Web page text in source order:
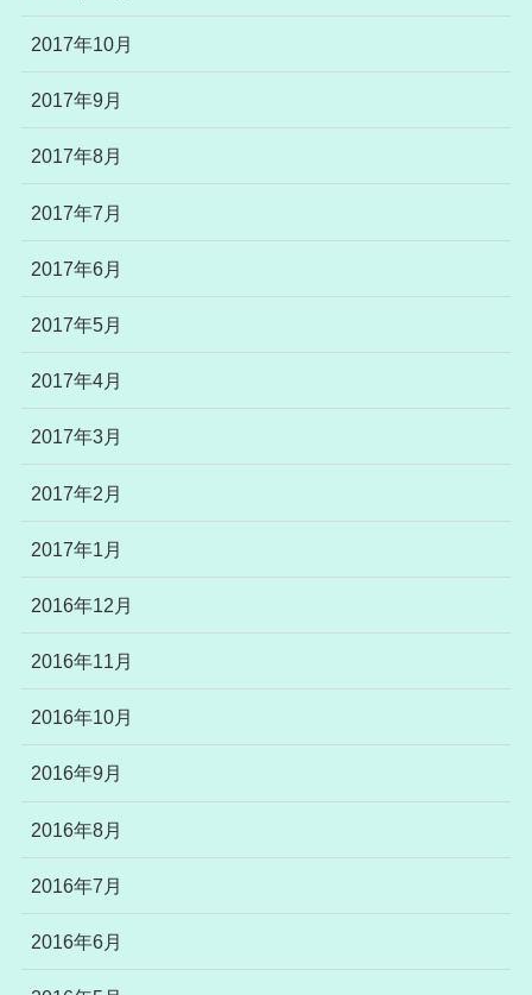
2017年10月
2017年9月
2017年8月
2017年7月
2017年6月
2017年5月
2017年4月
2017年3月
2017年2月
2017年1月
2016年12月
2016年11月
2016年10月
2016年9月
2016年8月
2016年7月
2016年6月